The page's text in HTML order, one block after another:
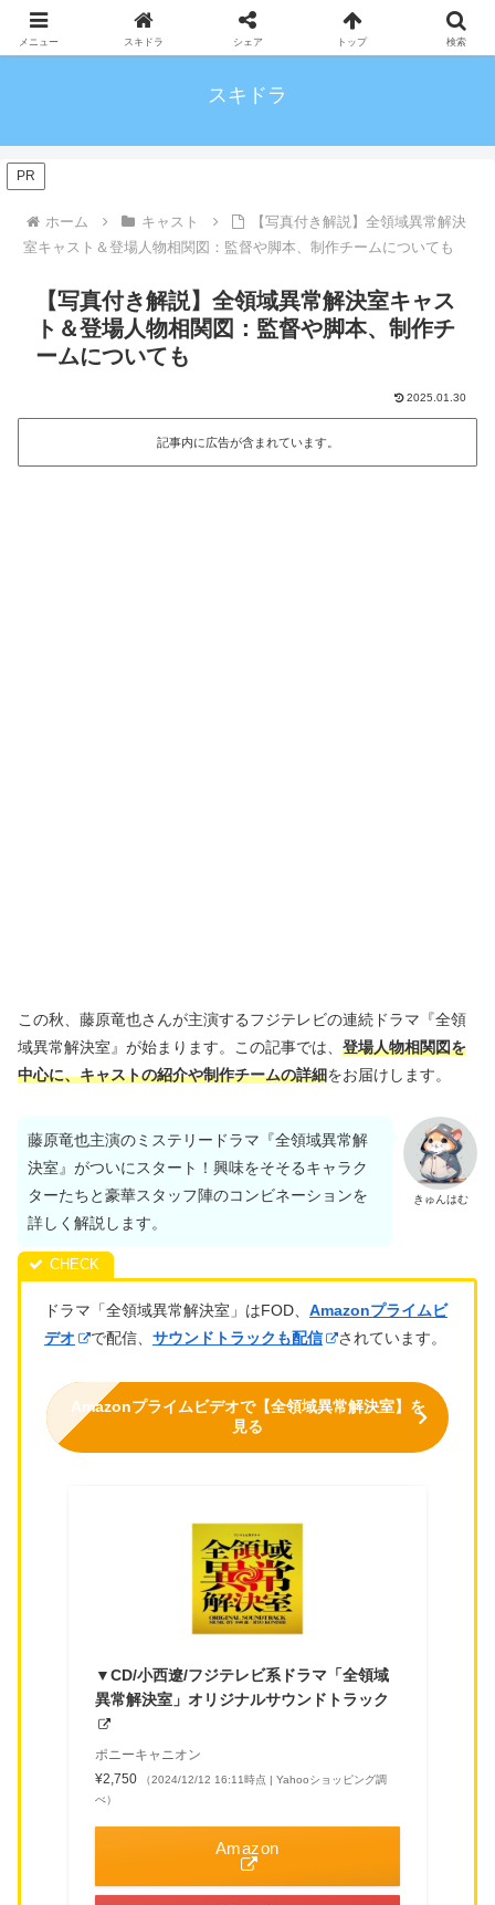
スキドラ
PR
ホーム キャスト
【写真付き解説】全領域異常解決
室キャスト＆登場人物相関図：監督や脚本、制作チームについても
【写真付き解説】全領域異常解決室キャス
ト＆登場人物相関図：監督や脚本、制作チ
ームについても
2025.01.30
記事内に広告が含まれています。
この秋、藤原竜也さんが主演するフジテレビの連続ドラマ『全領
域異常解決室』が始まります。この記事では、 登場人物相関図を
中心に、キャストの紹介や制作チームの詳細をお届けします。
きゅんはむ
藤原竜也主演のミステリードラマ『全領域異常解
決室』がついにスタート！興味をそそるキャラク
ターたちと豪華スタッフ陣のコンビネーションを
詳しく解説します。
ドラマ「全領域異常解決室」はFOD、 Amazonプライムビ
デオ
で配信、 サウンドトラックも配信 されています。
Amazonプライムビデオで【全領域異常解決室】を
見る
▼CD/小西遼/フジテレビ系ドラマ「全領域
異常解決室」オリジナルサウンドトラック
ポニーキャニオン
¥2,750
（2024/12/12 16:11時点 | Yahooショッピング調
べ）
Amazon
メニュー スキドラ シェア トップ 検索